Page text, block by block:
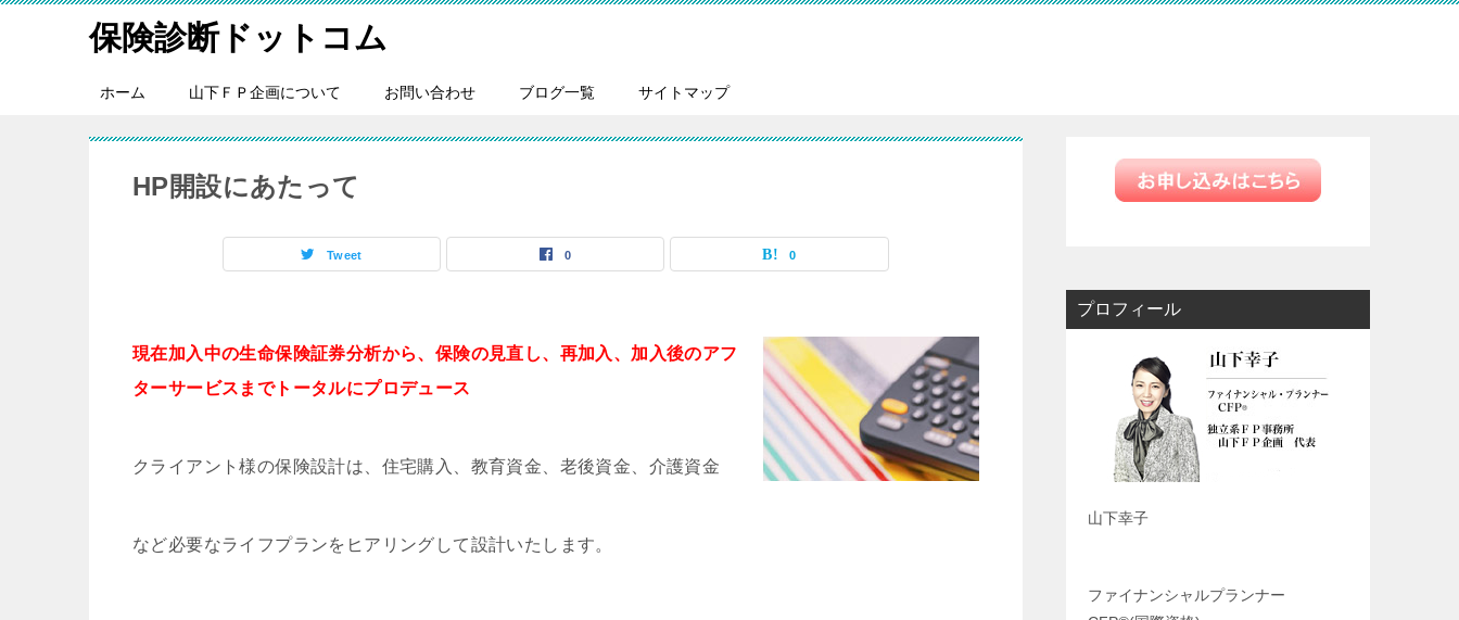
保険診断ドットコム
ホーム 山下ＦＰ企画について お問い合わせ ブログ一覧 サイトマップ
HP開設にあたって
Tweet 0 0
現在加入中の生命保険証券分析から、保険の見直し、再加入、加入後のアフ
ターサービスまでトータルにプロデュース
クライアント様の保険設計は、住宅購入、教育資金、老後資金、介護資金
など必要なライフプランをヒアリングして設計いたします。
プロフィール
山下幸子
ファイナンシャルプランナー